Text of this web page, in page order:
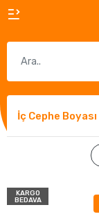
İç Cephe Boyası
KARGO
BEDAVA